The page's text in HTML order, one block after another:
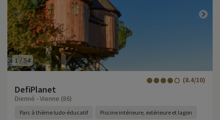
1 /54
DefiPlanet
(8.4/10)
Dienné - Vienne (86)
Parc à thème ludo-éducatif Piscine intérieure, extérieure et lagon